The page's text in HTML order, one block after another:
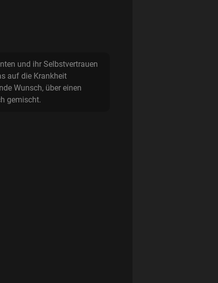
und ihr Selbstvertrauen
auf die Krankheit
Wunsch, über einen
gemischt.